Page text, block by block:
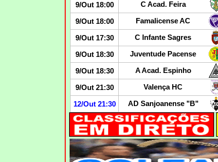
9/Out 18:00 C Acad. Feira
9/Out 18:00 Famalicense AC
9/Out 17:30 C Infante Sagres
9/Out 18:30 Juventude Pacense
9/Out 18:30 A Acad. Espinho
9/Out 21:30 Valença HC
12/Out 21:30 AD Sanjoanense "B"